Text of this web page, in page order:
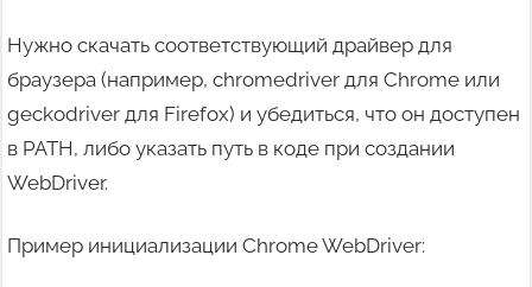
Нужно скачать соответствующий драйвер для
браузера (например, chromedriver для Chrome или
geckodriver для Firefox) и убедиться, что он доступен
в PATH, либо указать путь в коде при создании
WebDriver.
Пример инициализации Chrome WebDriver: